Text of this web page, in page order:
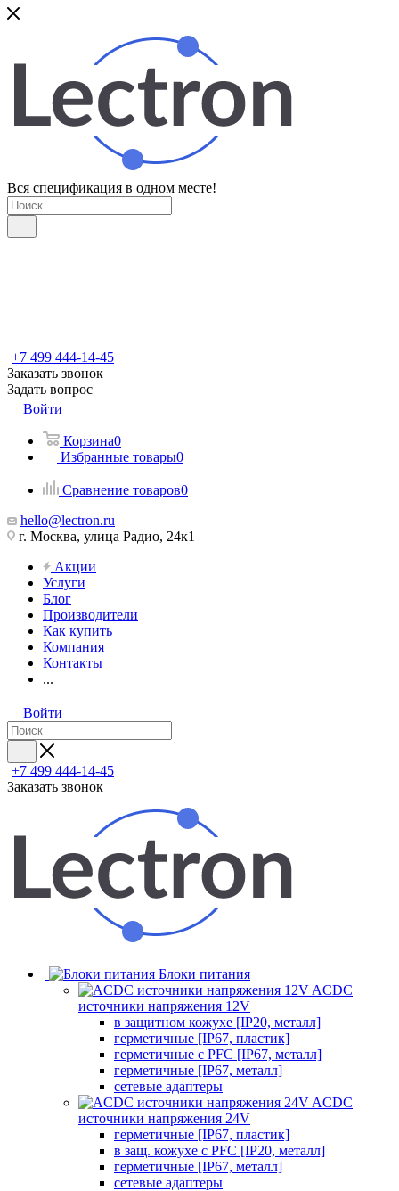
Вся спецификация в одном месте!
+7 499 444-14-45
Заказать звонок
Задать вопрос
Войти
Корзина0
Избранные товары0
Сравнение товаров0
hello@lectron.ru
г. Москва, улица Радио, 24к1
Акции
Услуги
Блог
Производители
Как купить
Компания
Контакты
...
Войти
+7 499 444-14-45
Заказать звонок
Блоки питания
ACDC
источники напряжения 12V
в защитном кожухе [IP20, металл]
герметичные [IP67, пластик]
герметичные с PFC [IP67, металл]
герметичные [IP67, металл]
сетевые адаптеры
ACDC
источники напряжения 24V
герметичные [IP67, пластик]
в защ. кожухе с PFC [IP20, металл]
герметичные [IP67, металл]
сетевые адаптеры